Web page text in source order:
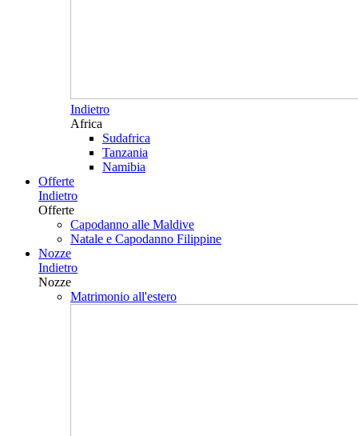
Indietro
Africa
Sudafrica
Tanzania
Namibia
Offerte
Indietro
Offerte
Capodanno alle Maldive
Natale e Capodanno Filippine
Nozze
Indietro
Nozze
Matrimonio all'estero